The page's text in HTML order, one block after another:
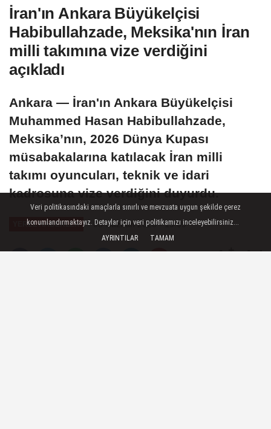
İran'ın Ankara Büyükelçisi
Habibullahzade, Meksika'nın İran
milli takımına vize verdiğini
açıkladı
Ankara — İran'ın Ankara Büyükelçisi
Muhammed Hasan Habibullahzade,
Meksika’nın, 2026 Dünya Kupası
müsabakalarına katılacak İran milli
takımı oyuncuları, teknik ve idari
kadrosuna vize verdiğini duyurdu.
YEREL HABERLER 03 Haziran 2026 - 19:09
A A
Veri politikasındaki amaçlarla sınırlı ve mevzuata uygun şekilde çerez
konumlandırmaktayız. Detaylar için veri politikamızı inceleyebilirsiniz...
AYRINTILAR
TAMAM